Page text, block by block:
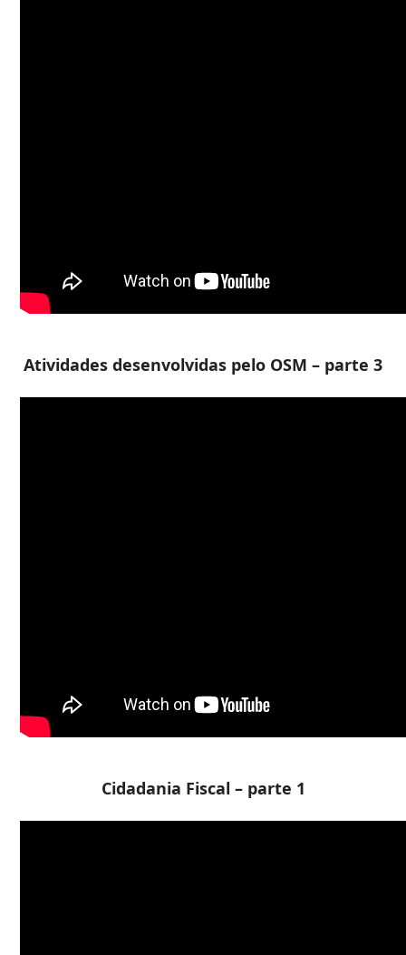
Atividades desenvolvidas pelo OSM – parte 3
Cidadania Fiscal – parte 1